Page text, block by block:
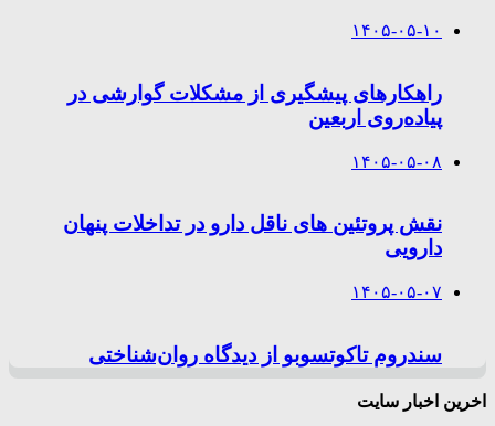
۱۴۰۵-۰۵-۱۰
راهکارهای پیشگیری از مشکلات گوارشی در
پیاده‌روی اربعین
۱۴۰۵-۰۵-۰۸
نقش پروتئین های ناقل دارو در تداخلات پنهان
دارویی
۱۴۰۵-۰۵-۰۷
سندروم تاکوتسوبو از دیدگاه روان‌شناختی
اخرین اخبار سایت